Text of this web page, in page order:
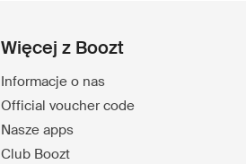
Więcej z Boozt
Informacje o nas
Official voucher code
Nasze apps
Club Boozt